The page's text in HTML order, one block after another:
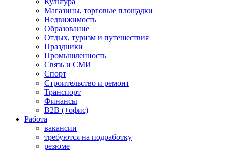
Магазины, торговые площадки
Недвижимость
Образование
Отдых, туризм и путешествия
Праздники
Промышленность
Связь и СМИ
Спорт
Строительство и ремонт
Транспорт
Финансы
B2B (+офис)
Работа
вакансии
требуются на подработку
резюме